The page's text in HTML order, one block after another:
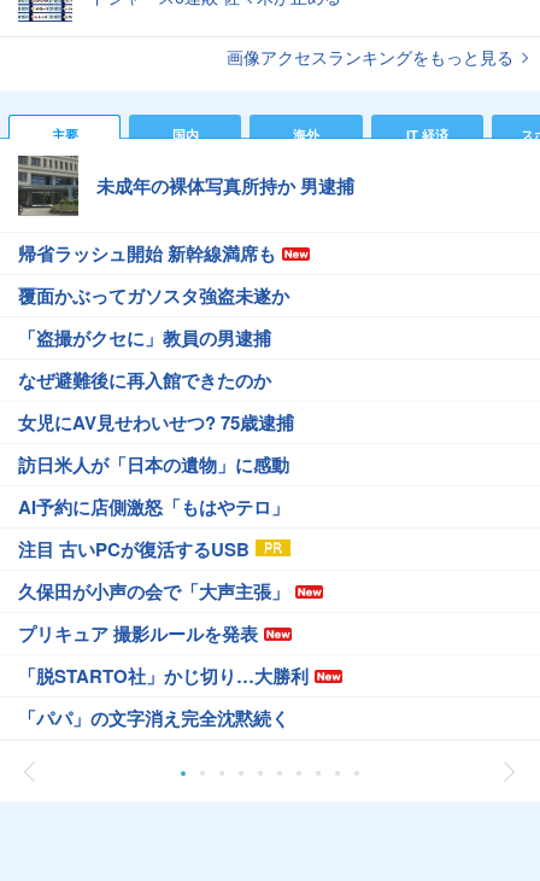
画像アクセスランキングをもっと見る
主要 国内 海外 IT 経済 ス
未成年の裸体写真所持か 男逮捕
帰省ラッシュ開始 新幹線満席も
覆面かぶってガソスタ強盗未遂か
「盗撮がクセに」教員の男逮捕
なぜ避難後に再入館できたのか
女児にAV見せわいせつ? 75歳逮捕
訪日米人が「日本の遺物」に感動
AI予約に店側激怒「もはやテロ」
注目 古いPCが復活するUSB
久保田が小声の会で「大声主張」
プリキュア 撮影ルールを発表
「脱STARTO社」かじ切り…大勝利
「パパ」の文字消え完全沈黙続く